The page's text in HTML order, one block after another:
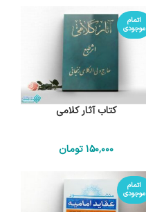
اتمام
موجودی
کتاب آثار کلامی
150٬000تومان
اتمام
موجودی